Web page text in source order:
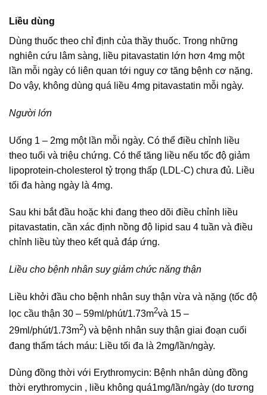
Liều dùng
Dùng thuốc theo chỉ định của thầy thuốc. Trong những
nghiên cứu lâm sàng, liều pitavastatin lớn hơn 4mg một
lần mỗi ngày có liên quan tới nguy cơ tăng bệnh cơ nặng.
Do vậy, không dùng quá liều 4mg pitavastatin mỗi ngày.
Người lớn
Uống 1 – 2mg một lần mỗi ngày. Có thể điều chỉnh liều
theo tuổi và triệu chứng. Có thể tăng liều nếu tốc độ giảm
lipoprotein-cholesterol tỷ trọng thấp (LDL-C) chưa đủ. Liều
tối đa hàng ngày là 4mg.
Sau khi bắt đầu hoặc khi đang theo dõi điều chỉnh liều
pitavastatin, cần xác định nồng độ lipid sau 4 tuần và điều
chỉnh liều tùy theo kết quả đáp ứng.
Liều cho bệnh nhân suy giảm chức năng thận
Liều khởi đầu cho bệnh nhân suy thận vừa và nặng (tốc độ
lọc cầu thận 30 – 59ml/phút/1.73m2và 15 –
29ml/phút/1.73m2) và bệnh nhân suy thận giai đoạn cuối
đang thẩm tách máu: Liều tối đa là 2mg/lần/ngày.
Dùng đồng thời với Erythromycin: Bệnh nhân dùng đồng
thời erythromycin , liều không quá1mg/lần/ngày (do tương